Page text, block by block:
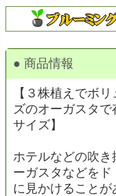
● 商品情報
【３株植えでボ
ズのオーガスタ
サイズ】
ホテルなどの吹
ーガスタなどをド
に見かけること